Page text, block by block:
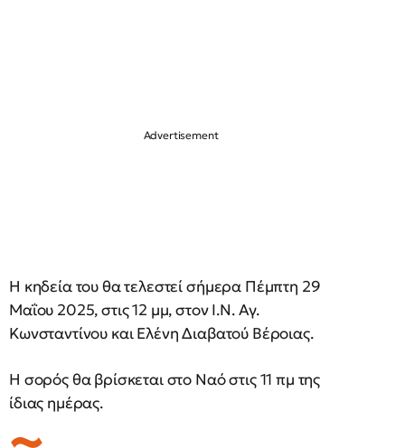
Η κηδεία του θα τελεστεί σήμερα Πέμπτη 29
Μαΐου 2025, στις 12 μμ, στον Ι.Ν. Αγ.
Κωνσταντίνου και Ελένη Διαβατού Βέροιας.
Η σορός θα βρίσκεται στο Ναό στις 11 πμ της
ίδιας ημέρας.